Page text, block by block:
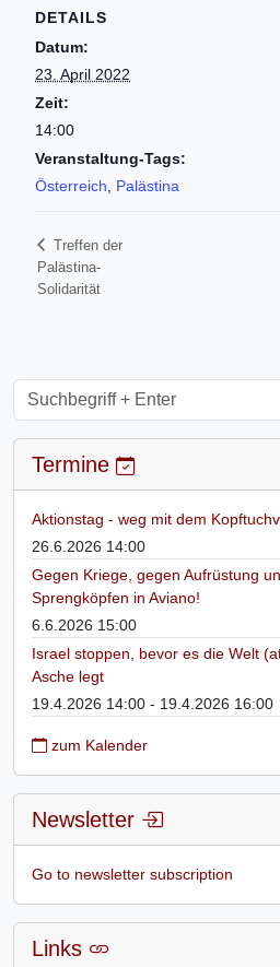
DETAILS
Datum:
23. April 2022
Zeit:
14:00
Veranstaltung-Tags:
Österreich
Palästina
Treffen der
Palästina-
Solidarität
Termine
Aktionstag - weg mit dem
26.6.2026 14:00
Gegen Kriege, gegen Aufrüstung
Sprengköpfen in Aviano!
6.6.2026 15:00
Israel stoppen, bevor es die Welt
Asche legt
19.4.2026 14:00 - 19.4.2026 16:00
zum Kalender
Newsletter
Go to newsletter subscription
Links